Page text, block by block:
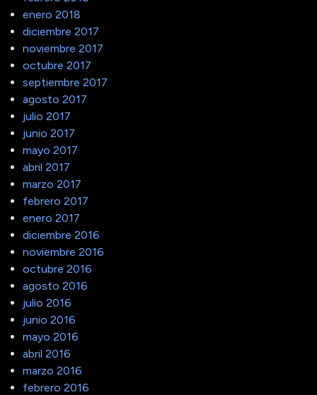
enero 2018
diciembre 2017
noviembre 2017
octubre 2017
septiembre 2017
agosto 2017
julio 2017
junio 2017
mayo 2017
abril 2017
marzo 2017
febrero 2017
enero 2017
diciembre 2016
noviembre 2016
octubre 2016
agosto 2016
julio 2016
junio 2016
mayo 2016
abril 2016
marzo 2016
febrero 2016